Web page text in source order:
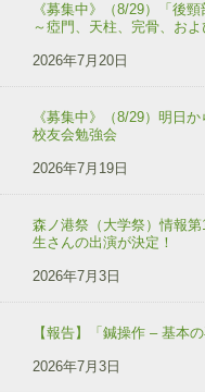
《募集中》（8/29）「後
～瘂門、天柱、完骨、およ
2026年7月20日
《募集中》（8/29）明日
校友会勉強会
2026年7月19日
森ノ港祭（大学祭）情報
生さんの出演が決定！
2026年7月3日
【報告】「鍼操作 – 基本の
2026年7月3日